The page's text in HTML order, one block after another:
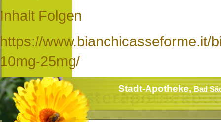
Inhalt Folgen
https://www.bianchicasseforme.it/
10mg-25mg/
Stadt-Apotheke,Bad